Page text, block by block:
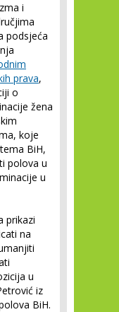
i
podsjeća
prava,
o
žena
koje
BiH,
polova u
u
prikazi
na
u
iz
BiH.